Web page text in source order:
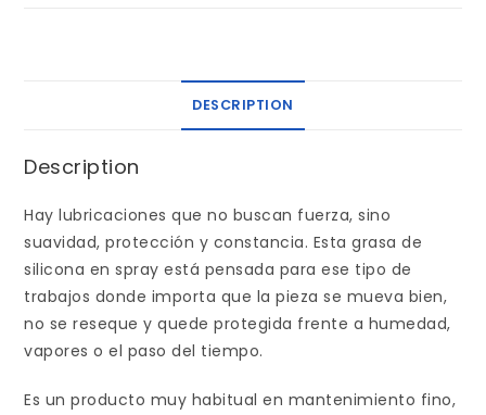
DESCRIPTION
Description
Hay lubricaciones que no buscan fuerza, sino
suavidad, protección y constancia. Esta grasa de
silicona en spray está pensada para ese tipo de
trabajos donde importa que la pieza se mueva bien,
no se reseque y quede protegida frente a humedad,
vapores o el paso del tiempo.
Es un producto muy habitual en mantenimiento fino,